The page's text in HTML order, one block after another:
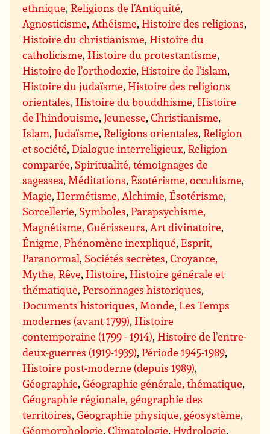
ethnique,Religions de l’Antiquité,
Agnosticisme, Athéisme,Histoire des religions,
Histoire du christianisme,Histoire du
catholicisme,Histoire du protestantisme,
Histoire de l’orthodoxie,Histoire de l’islam,
Histoire du judaïsme,Histoire des religions
orientales,Histoire du bouddhisme,Histoire
de l’hindouisme,Jeunesse,Christianisme,
Islam,Judaïsme,Religions orientales,Religion
et société,Dialogue interreligieux,Religion
comparée, Spiritualité, témoignages de
sagesses, Méditations,Ésotérisme, occultisme,
Magie,Hermétisme, Alchimie,Ésotérisme,
Sorcellerie, Symboles,Parapsychisme,
Magnétisme, Guérisseurs, Art divinatoire,
Énigme, Phénomène inexpliqué,Esprit,
Paranormal, Sociétés secrètes,Croyance,
Mythe, Rêve,Histoire,Histoire générale et
thématique,Personnages historiques,
Documents historiques, Monde,Les Temps
modernes (avant 1799),Histoire
contemporaine (1799 - 1914),Histoire de l’entre-
deux-guerres (1919-1939),Période 1945-1989,
Histoire post-moderne (depuis 1989),
Géographie,Géographie générale, thématique,
Géographie régionale, géographie des
territoires,Géographie physique, géosystème,
Géomorphologie,Climatologie,Hydrologie,